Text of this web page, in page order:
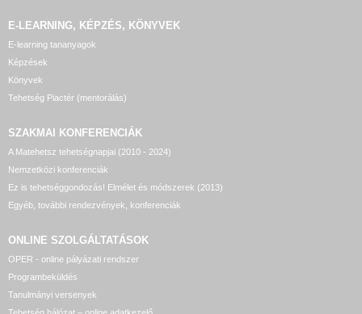
E-LEARNING, KÉPZÉS, KÖNYVEK
E-learning tananyagok
Képzések
Könyvek
Tehetség Piactér (mentorálás)
SZAKMAI KONFERENCIÁK
A Matehetsz tehetségnapjai (2010 - 2024)
Nemzetközi konferenciák
Ez is tehetséggondozás! Elmélet és módszerek (2013)
Egyéb, további rendezvények, konferenciák
ONLINE SZOLGÁLTATÁSOK
OPER - online pályázati rendszer
Programbeküldés
Tanulmányi versenyek